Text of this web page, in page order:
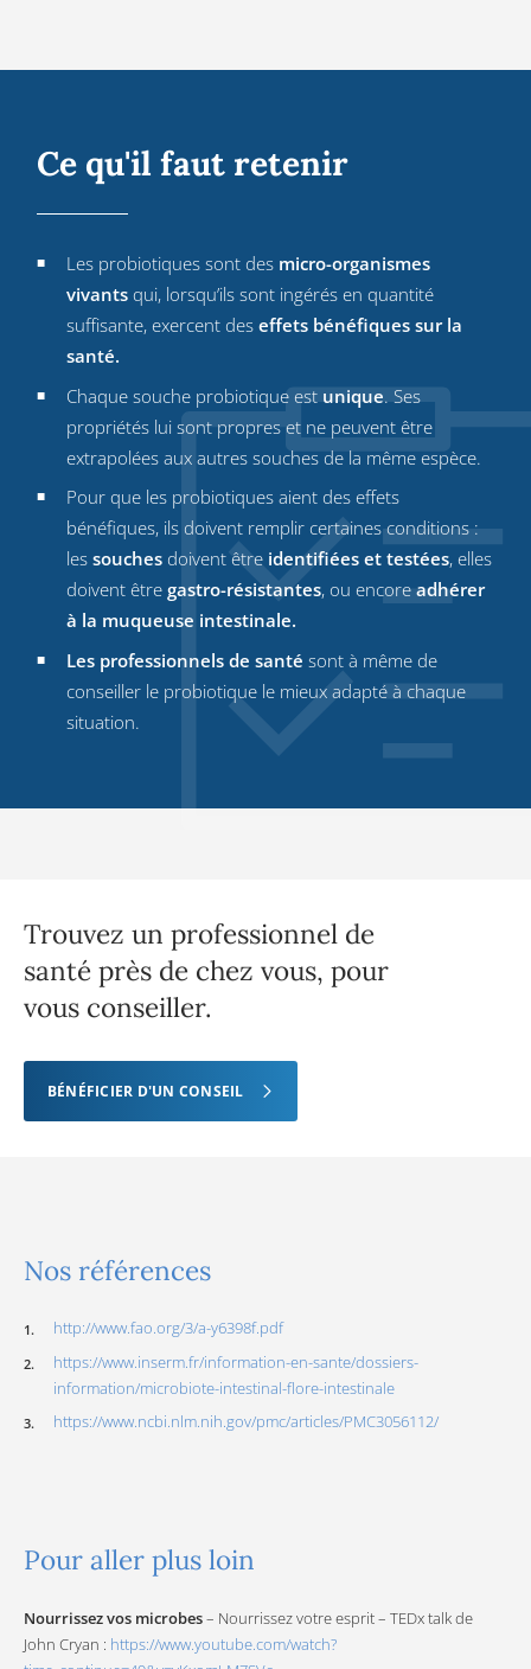
Ce qu'il faut retenir
Les probiotiques sont des micro-organismes
vivants qui, lorsqu’ils sont ingérés en quantité
suffisante, exercent deseffets bénéfiques sur la
santé.
Chaque souche probiotique est unique. Ses
propriétés lui sont propres et ne peuvent être
extrapolées aux autres souches de la même espèce.
Pour que les probiotiques aient des effets
bénéfiques, ils doivent remplir certaines conditions :
lessouches doivent être identifiées et testées, elles
doivent êtregastro-résistantes, ou encoreadhérer
à la muqueuse intestinale.
Les professionnels de santé sont à même de
conseiller le probiotique le mieux adapté à chaque
situation.
Trouvez un professionnel de
santé près de chez vous, pour
vous conseiller.
BÉNÉFICIER D'UN CONSEIL
Nos références
http://www.fao.org/3/a-y6398f.pdf
https://www.inserm.fr/information-en-sante/dossiers-
information/microbiote-intestinal-flore-intestinale
https://www.ncbi.nlm.nih.gov/pmc/articles/PMC3056112/
Pour aller plus loin
Nourrissez vos microbes– Nourrissez votre esprit – TEDx talk de
John Cryan : https://www.youtube.com/watch?